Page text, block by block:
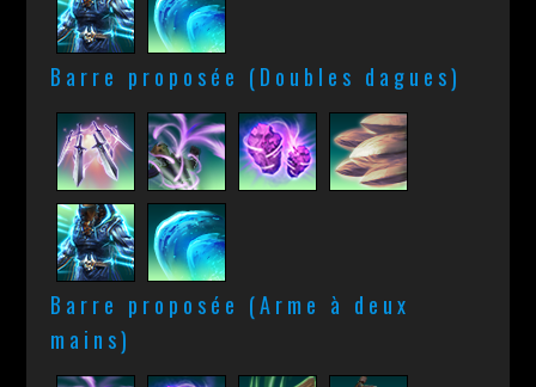
Barre proposée (Doubles dagues)
Barre proposée (Arme à deux
mains)